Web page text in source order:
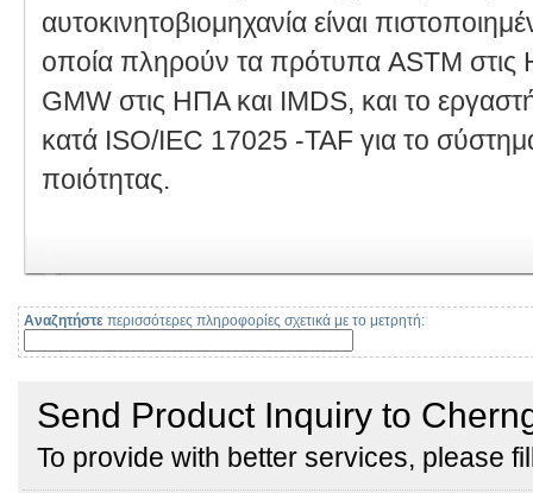
αυτοκινητοβιομηχανία είναι
οποία πληρούν τα πρότυπα ASTM
GMW στις ΗΠΑ και IMDS, και το
κατά ISO/IEC 17025 -TAF για το
ποιότητας.
Αναζητήστε περισσότερες πληροφορίες σχετικά με το μετρητή: